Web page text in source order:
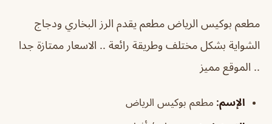
مطعم بوكيس الرياض مطعم يقدم الرز البخاري ودجاج
الشواية بشكل مختلف وطريقة رائعة .. الاسعار ممتازة جدا
.. الموقع مميز
الإسم: مطعم بوكيس الرياض